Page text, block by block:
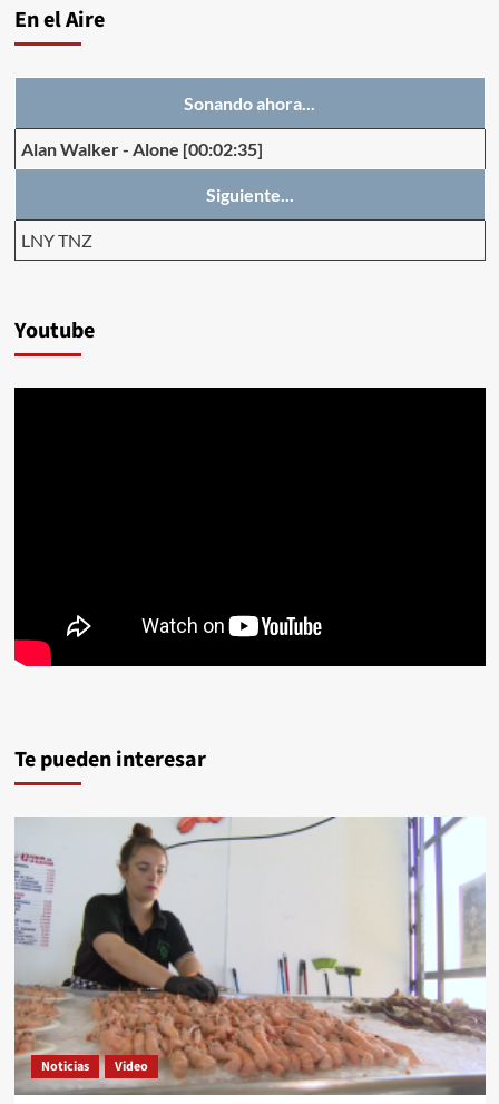
En el Aire
Sonando ahora...
Alan Walker- Alone [00:02:35]
Siguiente...
LNY TNZ
Youtube
Te pueden interesar
Noticias Video